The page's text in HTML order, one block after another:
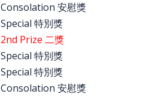
Consolation 安慰獎
Special 特別獎
2nd Prize 二獎
Special 特別獎
Special 特別獎
Consolation 安慰獎